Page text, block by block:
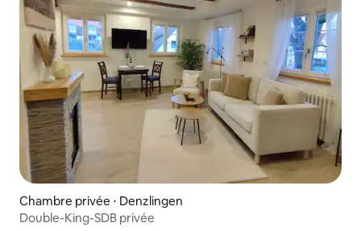
Chambre privée ⋅ Denzlingen
Double-King-SDB privée